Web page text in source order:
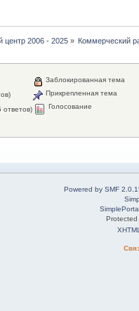
центр 2006 - 2025» Коммерческий
ответов)
Заблокированная тема
Прикрепленная тема
Голосование
Powered by SMF